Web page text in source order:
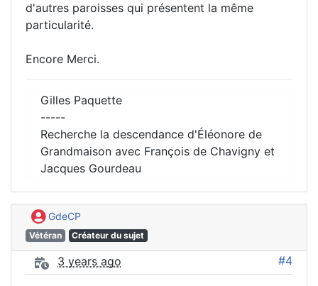
d'autres paroisses qui présentent la même
particularité.
Encore Merci.
Gilles Paquette
-----
Recherche la descendance d'Éléonore de
Grandmaison avec François de Chavigny et
Jacques Gourdeau
GdeCP
Vétéran Créateur du sujet
3 years ago #4